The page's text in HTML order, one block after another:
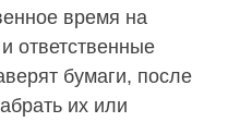
время на
ответственные
бумаги, после
их или